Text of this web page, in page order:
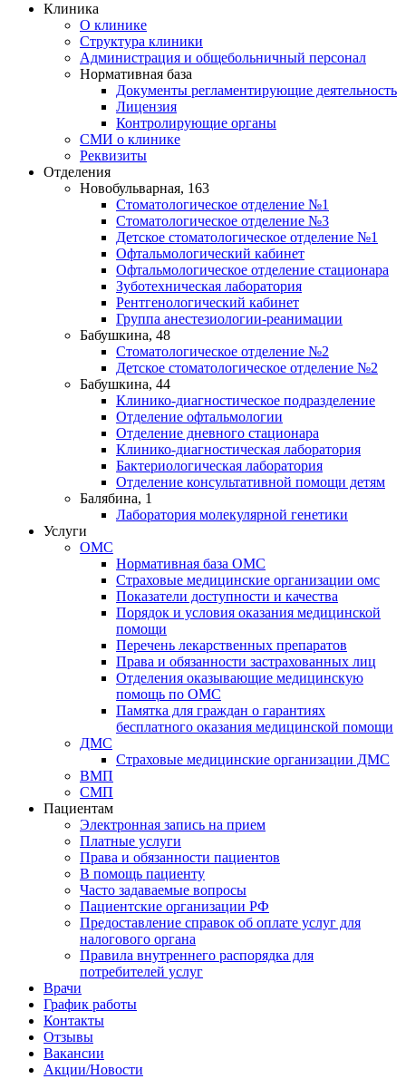
Клиника
О клинике
Структура клиники
Администрация и общебольничный персонал
Нормативная база
Документы регламентирующие деятельность
Лицензия
Контролирующие органы
СМИ о клинике
Реквизиты
Отделения
Новобульварная, 163
Стоматологическое отделение №1
Стоматологическое отделение №3
Детское стоматологическое отделение №1
Офтальмологический кабинет
Офтальмологическое отделение стационара
Зуботехническая лаборатория
Рентгенологический кабинет
Группа анестезиологии-реанимации
Бабушкина, 48
Стоматологическое отделение №2
Детское стоматологическое отделение №2
Бабушкина, 44
Клинико-диагностическое подразделение
Отделение офтальмологии
Отделение дневного стационара
Клинико-диагностическая лаборатория
Бактериологическая лаборатория
Отделение консультативной помощи детям
Балябина, 1
Лаборатория молекулярной генетики
Услуги
ОМС
Нормативная база ОМС
Страховые медицинские организации омс
Показатели доступности и качества
Порядок и условия оказания медицинской
помощи
Перечень лекарственных препаратов
Права и обязанности застрахованных лиц
Отделения оказывающие медицинскую
помощь по ОМС
Памятка для граждан о гарантиях
бесплатного оказания медицинской помощи
ДМС
Страховые медицинские организации ДМС
ВМП
СМП
Пациентам
Электронная запись на прием
Платные услуги
Права и обязанности пациентов
В помощь пациенту
Часто задаваемые вопросы
Пациентские организации РФ
Предоставление справок об оплате услуг для
налогового органа
Правила внутреннего распорядка для
потребителей услуг
Врачи
График работы
Контакты
Отзывы
Вакансии
Акции/Новости